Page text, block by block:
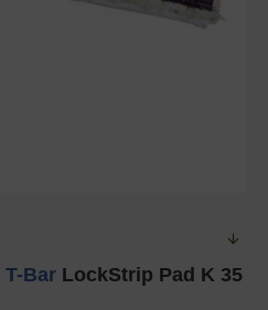
T-Bar LockStrip Pad K 35